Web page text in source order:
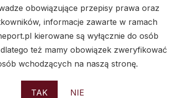
obowiązujące przepisy prawa oraz
informacje zawarte w ramach
kierowane są wyłącznie do osób
też mamy obowiązek zweryfikować
wchodzących na naszą stronę.
TAK NIE